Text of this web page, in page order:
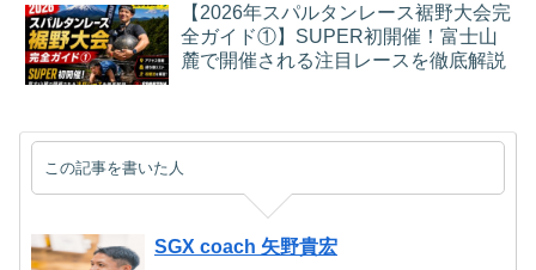
【2026年スパルタンレース裾野大会完
全ガイド①】SUPER初開催！富士山
麓で開催される注目レースを徹底解説
この記事を書いた人
SGX coach 矢野貴宏